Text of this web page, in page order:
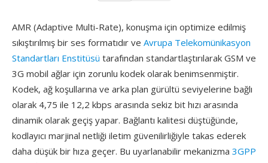
AMR (Adaptive Multi-Rate), konuşma için optimize edilmiş
sıkıştırılmış bir ses formatıdır ve Avrupa Telekomünikasyon
Standartları Enstitüsü tarafından standartlaştırılarak GSM ve
3G mobil ağlar için zorunlu kodek olarak benimsenmiştir.
Kodek, ağ koşullarına ve arka plan gürültü seviyelerine bağlı
olarak 4,75 ile 12,2 kbps arasında sekiz bit hızı arasında
dinamik olarak geçiş yapar. Bağlantı kalitesi düştüğünde,
kodlayıcı marjinal netliği iletim güvenilirliğiyle takas ederek
daha düşük bir hıza geçer. Bu uyarlanabilir mekanizma 3GPP